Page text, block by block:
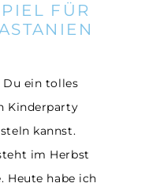
FÜR
Du ein tolles
Kinderparty
kannst.
im Herbst
Heute habe ich